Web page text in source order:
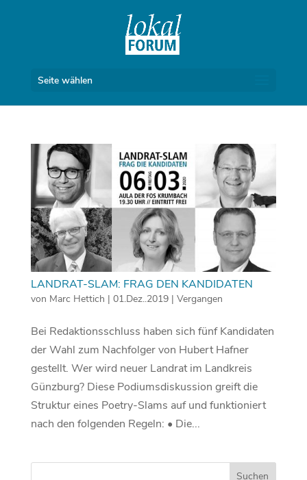
Seite wählen
LANDRAT-SLAM: FRAG DEN KANDIDATEN
von Marc Hettich | 01.Dez..2019| Vergangen
Bei Redaktionsschluss haben sich fünf Kandidaten
der Wahl zum Nachfolger von Hubert Hafner
gestellt. Wer wird neuer Landrat im Landkreis
Günzburg? Diese Podiumsdiskussion greift die
Struktur eines Poetry-Slams auf und funktioniert
nach den folgenden Regeln: • Die...